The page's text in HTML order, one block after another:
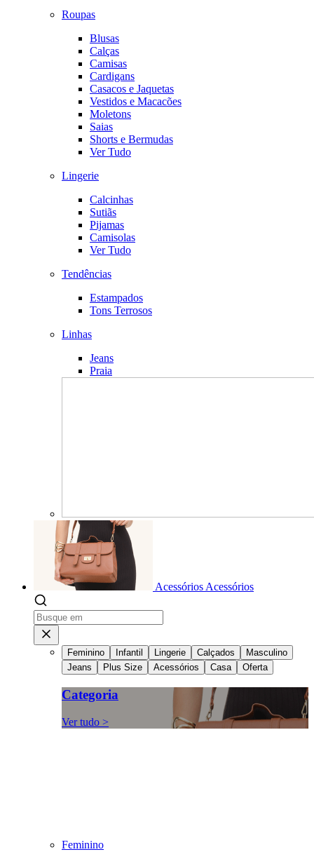
Roupas
Blusas
Calças
Camisas
Cardigans
Casacos e Jaquetas
Vestidos e Macacões
Moletons
Saias
Shorts e Bermudas
Ver Tudo
Lingerie
Calcinhas
Sutiãs
Pijamas
Camisolas
Ver Tudo
Tendências
Estampados
Tons Terrosos
Linhas
Jeans
Praia
Acessórios Acessórios
Feminino Infantil Lingerie Calçados
Masculino
Jeans
Plus Size Acessórios Casa Oferta
Categoria
Ver tudo >
Feminino